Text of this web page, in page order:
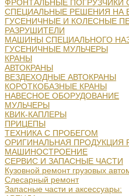
ФРОНТАЛЬНЫЕ ПОГРУЗЧИКИ
СПЕЦИАЛЬНЫЕ РЕШЕНИЯ НА
ГУСЕНИЧНЫЕ И КОЛЕСНЫЕ
РАЗРУШИТЕЛИ
МАШИНЫ СПЕЦИАЛЬНОГО
ГУСЕНИЧНЫЕ МУЛЬЧЕРЫ
КРАНЫ
АВТОКРАНЫ
ВЕЗДЕХОДНЫЕ АВТОКРАНЫ
КОРОТКОБАЗНЫЕ КРАНЫ
НАВЕСНОЕ ОБОРУДОВАНИЕ
МУЛЬЧЕРЫ
КВИК-КАПЛЕРЫ
ПРИЦЕПЫ
ТЕХНИКА С ПРОБЕГОМ
ОРИГИНАЛЬНАЯ ПРОДУКЦИЯ
МАШИНОСТРОЕНИЕ
СЕРВИС И ЗАПАСНЫЕ ЧАСТИ
Кузовной ремонт грузовых
Слесарный ремонт
Запасные части и аксессуары: